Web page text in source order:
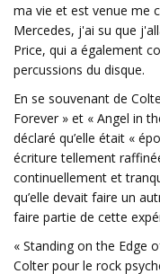
ma vie et est venue me
Mercedes, j'ai su que
Price, qui a également
percussions du disque.
En se souvenant de
Forever » et « Angel in
déclaré qu’elle était «
écriture tellement
continuellement et
qu’elle devait faire un
faire partie de cette
« Standing on the Edge
Colter pour le rock